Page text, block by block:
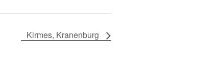
Kirmes, Kranenburg